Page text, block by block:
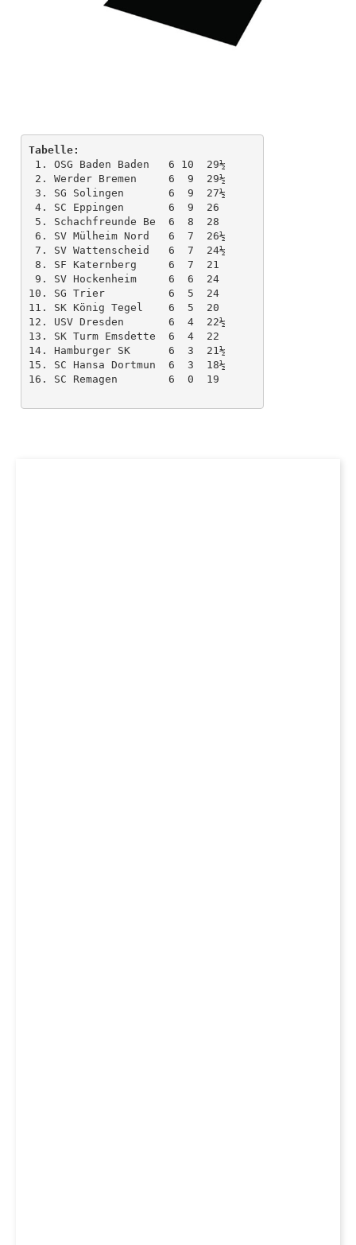
Tabelle:
4. SC Eppingen       6  9  26
6. SV Mülheim Nord   6  7  26½
7. SV Wattenscheid   6  7  24½
8. SF Katernberg     6  7  21
10. SG Trier          6  5  24
11. SK König Tegel    6  5  20
12. USV Dresden       6  4  22½
13. SK Turm Emsdette  6  4  22
14. Hamburger SK      6  3  21½
15. SC Hansa Dortmun  6  3  18½
16. SC Remagen        6  0  19